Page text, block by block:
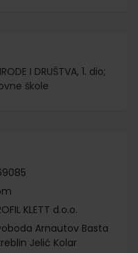
I DRUŠTVA, 1. dio;
škole
KLETT d.o.o.
Arnautov Basta
Jelić Kolar